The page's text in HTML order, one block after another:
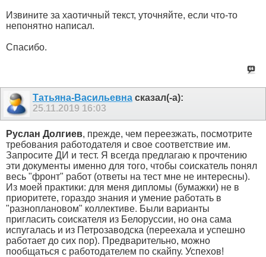
Извините за хаотичный текст, уточняйте, если что-то
непонятно написал.
Спасибо.
Татьяна-Васильевна сказал(-а):
25.11.2019 16:03
Руслан Долгиев, прежде, чем переезжать, посмотрите
требования работодателя и свое соответствие им.
Запросите ДИ и тест. Я всегда предлагаю к прочтению
эти документы именно для того, чтобы соискатель понял
весь "фронт" работ (ответы на тест мне не интересны).
Из моей практики: для меня дипломы (бумажки) не в
приоритете, гораздо знания и умение работать в
"разноплановом" коллективе. Были варианты
пригласить соискателя из Белоруссии, но она сама
испугалась и из Петрозаводска (переехала и успешно
работает до сих пор). Предварительно, можно
пообщаться с работодателем по скайпу. Успехов!